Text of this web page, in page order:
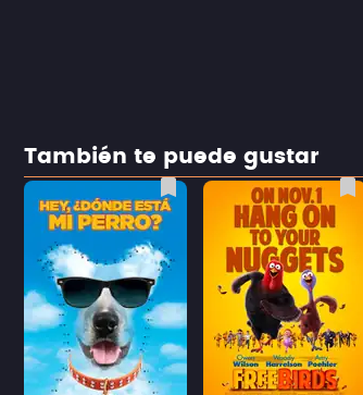
También te puede gustar